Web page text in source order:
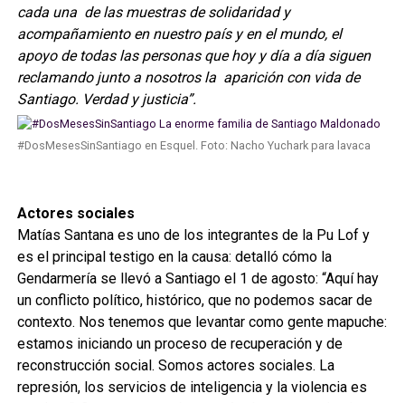
cada una de las muestras de solidaridad y
acompañamiento en nuestro país y en el mundo, el
apoyo de todas las personas que hoy y día a día siguen
reclamando junto a nosotros la aparición con vida de
Santiago. Verdad y justicia”.
#DosMesesSinSantiago en Esquel. Foto: Nacho Yuchark para lavaca
Actores sociales
Matías Santana es uno de los integrantes de la Pu Lof y
es el principal testigo en la causa: detalló cómo la
Gendarmería se llevó a Santiago el 1 de agosto: “Aquí hay
un conflicto político, histórico, que no podemos sacar de
contexto. Nos tenemos que levantar como gente mapuche:
estamos iniciando un proceso de recuperación y de
reconstrucción social. Somos actores sociales. La
represión, los servicios de inteligencia y la violencia es